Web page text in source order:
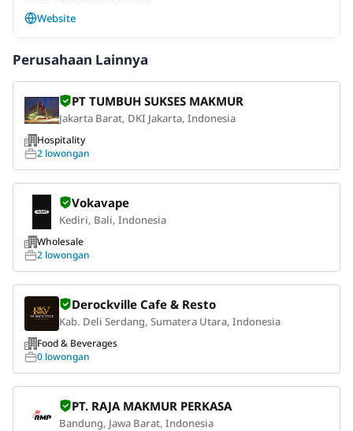
Website
Perusahaan Lainnya
PT TUMBUH SUKSES MAKMUR
Jakarta Barat, DKI Jakarta, Indonesia
Hospitality
2 lowongan
Vokavape
Kediri, Bali, Indonesia
Wholesale
2 lowongan
Derockville Cafe & Resto
Kab. Deli Serdang, Sumatera Utara, Indonesia
Food & Beverages
0 lowongan
PT. RAJA MAKMUR PERKASA
Bandung, Jawa Barat, Indonesia